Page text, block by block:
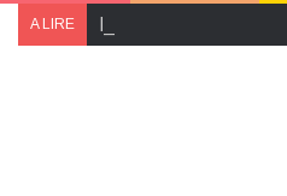
A LIRE